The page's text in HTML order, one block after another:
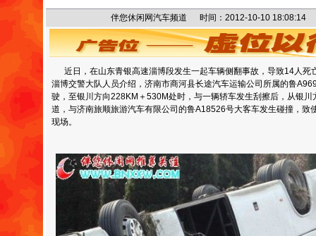
伴您休闲网汽车频道 时间：2012-10-10
近日，在山东青银高速淄博段发生一起车辆侧翻事故，导致14人死
淄博交警大队人员介绍，济南市商河县长途汽车运输公司所属的鲁
驶，至银川方向228KM＋530M处时，与一辆轿车发生刮擦后，从银
道，与济南旅顺旅游汽车有限公司的鲁A18526号大客车发生碰撞，致
现场。